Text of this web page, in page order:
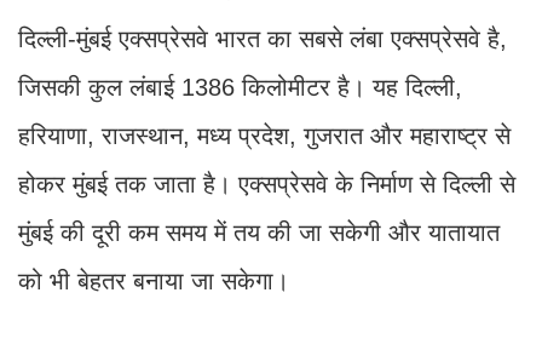
दिल्ली-मुंबई एक्सप्रेसवे भारत का सबसे लंबा एक्सप्रेसवे है,
जिसकी कुल लंबाई 1386 किलोमीटर है। यह दिल्ली,
हरियाणा, राजस्थान, मध्य प्रदेश, गुजरात और महाराष्ट्र से
होकर मुंबई तक जाता है। एक्सप्रेसवे के निर्माण से दिल्ली से
मुंबई की दूरी कम समय में तय की जा सकेगी और यातायात
को भी बेहतर बनाया जा सकेगा।